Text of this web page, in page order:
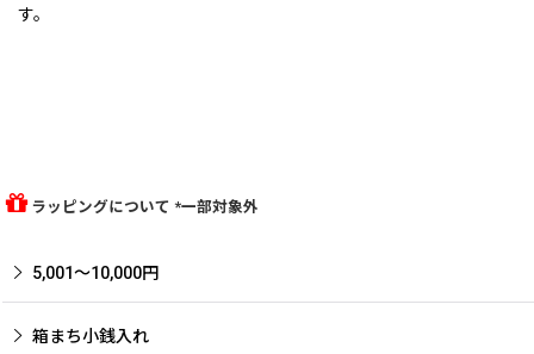
す。
ラッピングについて *一部対象外
5,001〜10,000円
箱まち小銭入れ